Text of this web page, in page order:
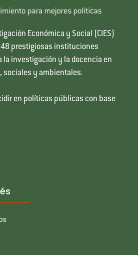
Económica y Social (CIES)
48 prestigiosas instituciones
la investigación y la docencia en
sociales y ambientales.
en políticas públicas con base